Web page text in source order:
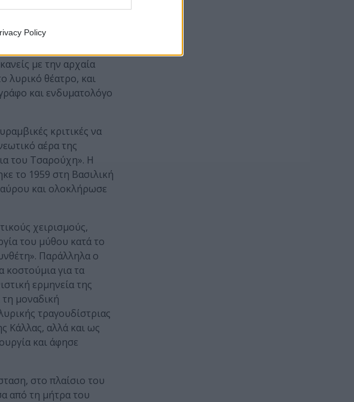
Policy
Ελλάδας,
Όταν το 1958 η
με την αρχαία
λυρικό θέατρο, και
και ενδυματολόγο
κριτικές να
αέρα της
του Τσαρούχη». Η
το 1959 στη Βασιλική
και ολοκλήρωσε
χειρισμούς,
του μύθου κατά το
Παράλληλα ο
κοστούμια για τα
ερμηνεία της
μοναδική
τραγουδίστριας
Κάλλας, αλλά και ως
και άφησε
στο πλαίσιο του
από τη μήτρα του